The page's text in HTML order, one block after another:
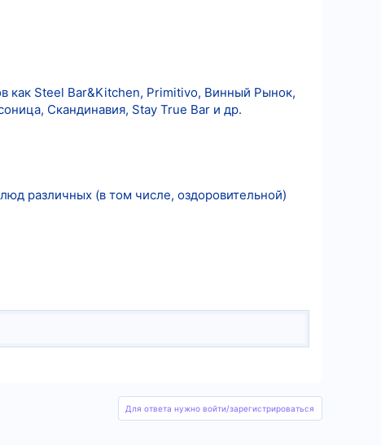
как Steel Bar&Kitchen, Primitivo, Винный Рынок,
Cкандинавия, Stay True Bar и др.
различных (в том числе, оздоровительной)
Для ответа нужно войти/зарегистрироваться